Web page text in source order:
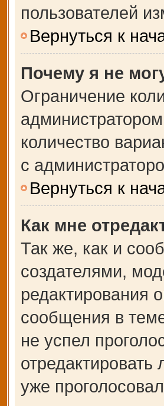
пользователей
Вернуться к
Почему я не
Ограничение
количество
с
Вернуться к
Как мне
Так же, как и
создателями,
редактирования
сообщения в
не успел
уже